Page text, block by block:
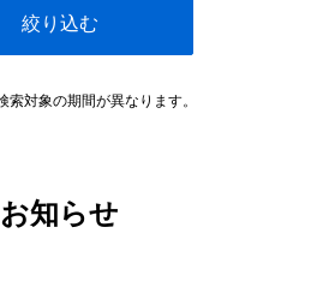
絞り込む
索対象の期間が異なります。
知らせ